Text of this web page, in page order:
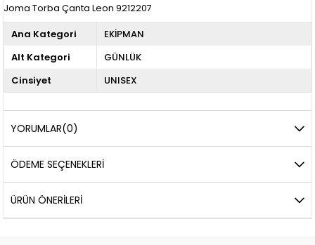
Joma Torba Çanta Leon 9212207
Ana Kategori
EKİPMAN
Alt Kategori
GÜNLÜK
Cinsiyet
UNISEX
YORUMLAR(0)
ÖDEME SEÇENEKLERI
ÜRÜN ÖNERILERI